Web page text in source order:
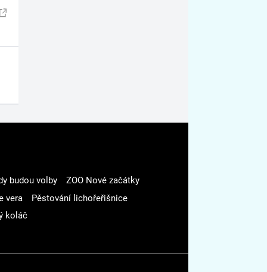
budou volby
ZOO Nové začátky
vera
Pěstování lichořeřišnice
koláč